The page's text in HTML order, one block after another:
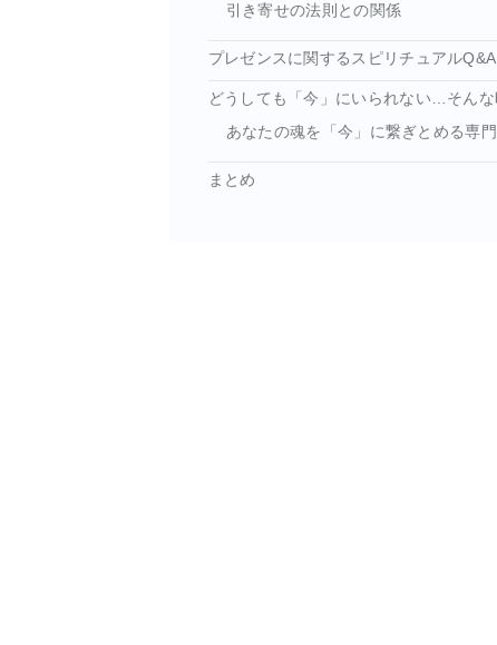
引き寄せの法則との関係
プレゼンスに関するスピリチュアルQ&A
どうしても「今」にいられない…そん
あなたの魂を「今」に繋ぎとめる専
まとめ